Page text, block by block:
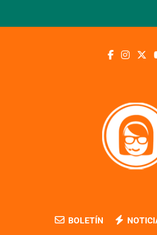
Blog
BOLETÍN